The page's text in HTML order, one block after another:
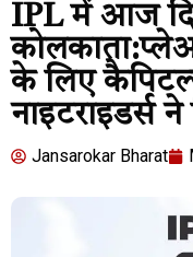
IPL में आज
के लिए
नाइटराइडर्स
Jansarokar Bharat